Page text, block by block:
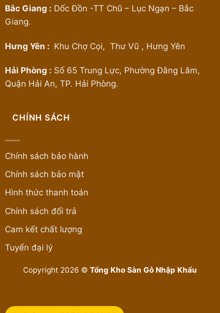
Bắc Giang : Dốc Đồn -TT Chũ – Lục Ngạn – Bắc
Giang.
Hưng Yên : Khu Chợ Cọi, Thư Vũ , Hưng Yên
Hải Phòng : Số 65 Trung Lực, Phường Đằng Lâm,
Quận Hải An, TP. Hải Phòng.
CHÍNH SÁCH
Chính sách bảo hành
Chính sách bảo mật
Hình thức thanh toán
Chính sách đổi trả
Cam kết chất lượng
Tuyển đại lý
Copyright 2026 © Tổng Kho Sàn Gỗ Nhập Khẩu